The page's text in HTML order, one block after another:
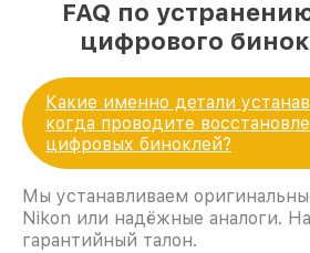
FAQ по
цифрового
Какие именно детали
когда проводите
цифровых биноклей?
Мы устанавливаем
Nikon или надёжные аналоги.
гарантийный талон.